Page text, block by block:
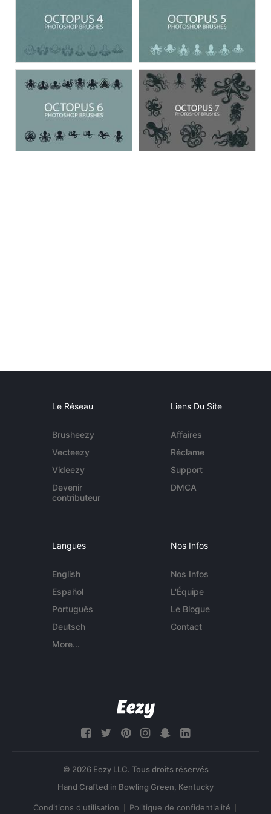
Le Réseau
Brusheezy
Vecteezy
Videezy
Devenir
contributeur
Liens Du Site
Affaires
Réclame
Support
DMCA
Langues
English
Español
Português
Deutsch
More...
Nos Infos
Nos Infos
L'Équipe
Le Blogue
Contact
© 2026 Eezy LLC. Tous droits réservés
Conditions d'utilisation Politique de confidentialité